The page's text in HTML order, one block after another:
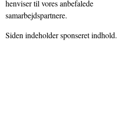
henviser til vores anbefalede
samarbejdspartnere.
Siden indeholder sponseret indhold.